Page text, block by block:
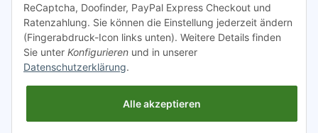
Spamschutz aktiv
Gesetzliche Informationen
ReCaptcha, Doofinder, PayPal Express Checkout und
Ratenzahlung. Sie können die Einstellung jederzeit ändern
(Fingerabdruck-Icon links unten). Weitere Details finden
Sie unter Konfigurieren und in unserer
Datenschutzerklärung.
Alle akzeptieren